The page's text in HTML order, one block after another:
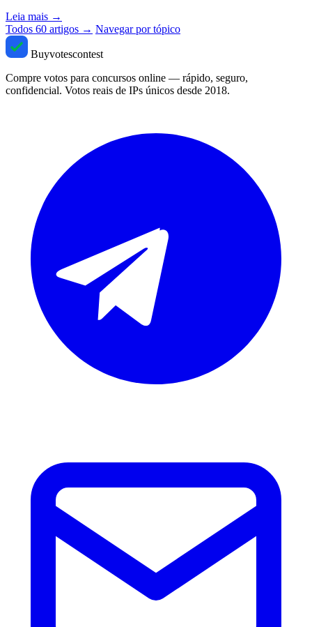
Leia mais →
Todos 60 artigos → Navegar por tópico
Buyvotescontest
Compre votos para concursos online — rápido, seguro,
confidencial. Votos reais de IPs únicos desde 2018.